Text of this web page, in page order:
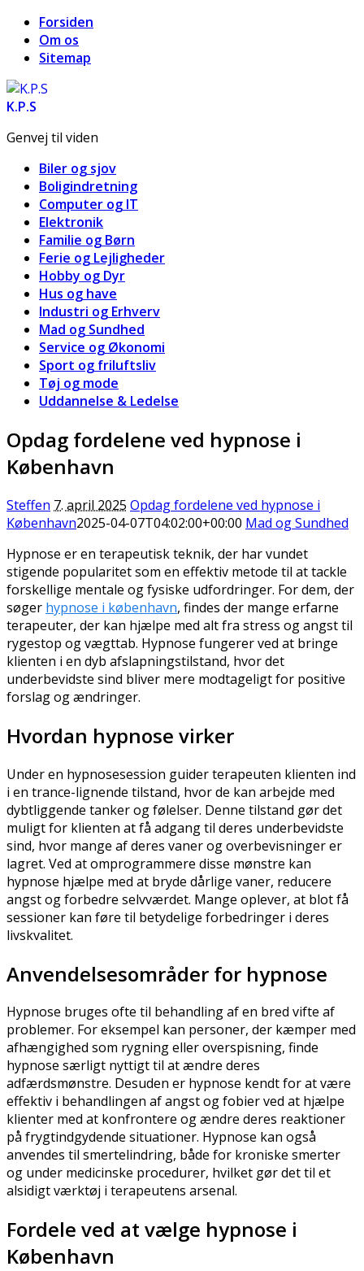
Forsiden
Om os
Sitemap
K.P.S
Genvej til viden
Biler og sjov
Boligindretning
Computer og IT
Elektronik
Familie og Børn
Ferie og Lejligheder
Hobby og Dyr
Hus og have
Industri og Erhverv
Mad og Sundhed
Service og Økonomi
Sport og friluftsliv
Tøj og mode
Uddannelse & Ledelse
Opdag fordelene ved hypnose i
København
Steffen 7. april 2025 Opdag fordelene ved hypnose i
København2025-04-07T04:02:00+00:00 Mad og Sundhed
Hypnose er en terapeutisk teknik, der har vundet
stigende popularitet som en effektiv metode til at tackle
forskellige mentale og fysiske udfordringer. For dem, der
søger hypnose i københavn, findes der mange erfarne
terapeuter, der kan hjælpe med alt fra stress og angst til
rygestop og vægttab. Hypnose fungerer ved at bringe
klienten i en dyb afslapningstilstand, hvor det
underbevidste sind bliver mere modtageligt for positive
forslag og ændringer.
Hvordan hypnose virker
Under en hypnosesession guider terapeuten klienten ind
i en trance-lignende tilstand, hvor de kan arbejde med
dybtliggende tanker og følelser. Denne tilstand gør det
muligt for klienten at få adgang til deres underbevidste
sind, hvor mange af deres vaner og overbevisninger er
lagret. Ved at omprogrammere disse mønstre kan
hypnose hjælpe med at bryde dårlige vaner, reducere
angst og forbedre selvværdet. Mange oplever, at blot få
sessioner kan føre til betydelige forbedringer i deres
livskvalitet.
Anvendelsesområder for hypnose
Hypnose bruges ofte til behandling af en bred vifte af
problemer. For eksempel kan personer, der kæmper med
afhængighed som rygning eller overspisning, finde
hypnose særligt nyttigt til at ændre deres
adfærdsmønstre. Desuden er hypnose kendt for at være
effektiv i behandlingen af angst og fobier ved at hjælpe
klienter med at konfrontere og ændre deres reaktioner
på frygtindgydende situationer. Hypnose kan også
anvendes til smertelindring, både for kroniske smerter
og under medicinske procedurer, hvilket gør det til et
alsidigt værktøj i terapeutens arsenal.
Fordele ved at vælge hypnose i
København